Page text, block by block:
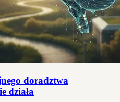
doradztwa
działa